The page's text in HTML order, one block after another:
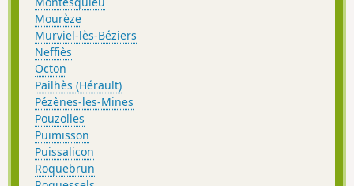
Mourèze
Murviel-lès-Béziers
Neffiès
Octon
Pailhès (Hérault)
Pézènes-les-Mines
Pouzolles
Puimisson
Puissalicon
Roquebrun